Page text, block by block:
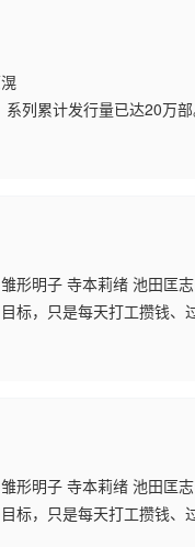
列累计发行量已达20万
的关系即将走到被甩的“尽
形明子 寺本莉绪 池田匡
标，只是每天打工攒钱、
柔，却坦白自己是同性恋
离家出走，前往他所在的
的接触，但理央始终无
形明子 寺本莉绪 池田匡
标，只是每天打工攒钱、
柔，却坦白自己是同性恋